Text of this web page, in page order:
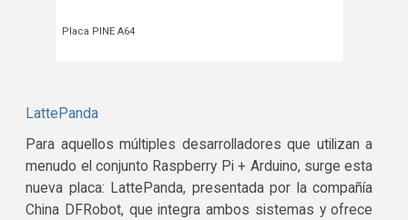
Placa PINE A64
LattePanda
Para aquellos múltiples desarrolladores que utilizan a
menudo el conjunto Raspberry Pi + Arduino, surge esta
nueva placa: LattePanda, presentada por la compañía
China DFRobot, que integra ambos sistemas y ofrece